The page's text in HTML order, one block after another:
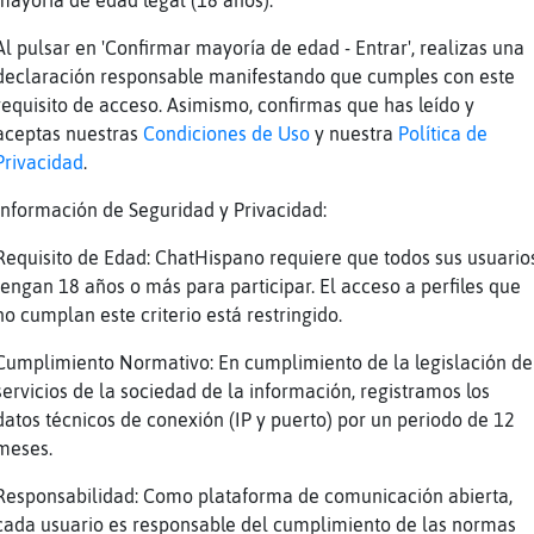
pulsar en 'Confirmar mayoría de edad - Entrar', realizas una
responsable manifestando que cumples con este
de acceso. Asimismo, confirmas que has leído y
nuestras Condiciones de Uso y nuestra Política de
.
de Seguridad y Privacidad:
de Edad: ChatHispano requiere que todos sus
18 años o más para participar. El acceso a perfiles que
cumplan este criterio está restringido.
Normativo: En cumplimiento de la legislación de
de la sociedad de la información, registramos los
técnicos de conexión (IP y puerto) por un periodo de 12
Como plataforma de comunicación abierta,
usuario es responsable del cumplimiento de las normas
tia
en
quede con un hombre de este chat
tal?
porque se queria acostar conmigo y me
está nada bien
por eso lo deje
meter mano sin el consentimiento
pa estar con un pulpo prefiero kedarme